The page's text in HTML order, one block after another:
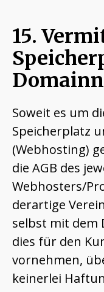
15.
Soweit es um
Speicherplatz
(Webhosting)
die AGB des
Webhosters/
derartige
selbst mit dem
dies für den
vornehmen,
keinerlei